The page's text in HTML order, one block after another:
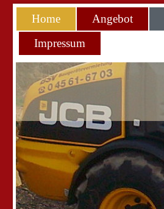
Home Angebot
Impressum